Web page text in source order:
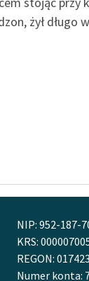
żył długo
NIP: 952-187-
KRS:
REGON:
Numer konta: